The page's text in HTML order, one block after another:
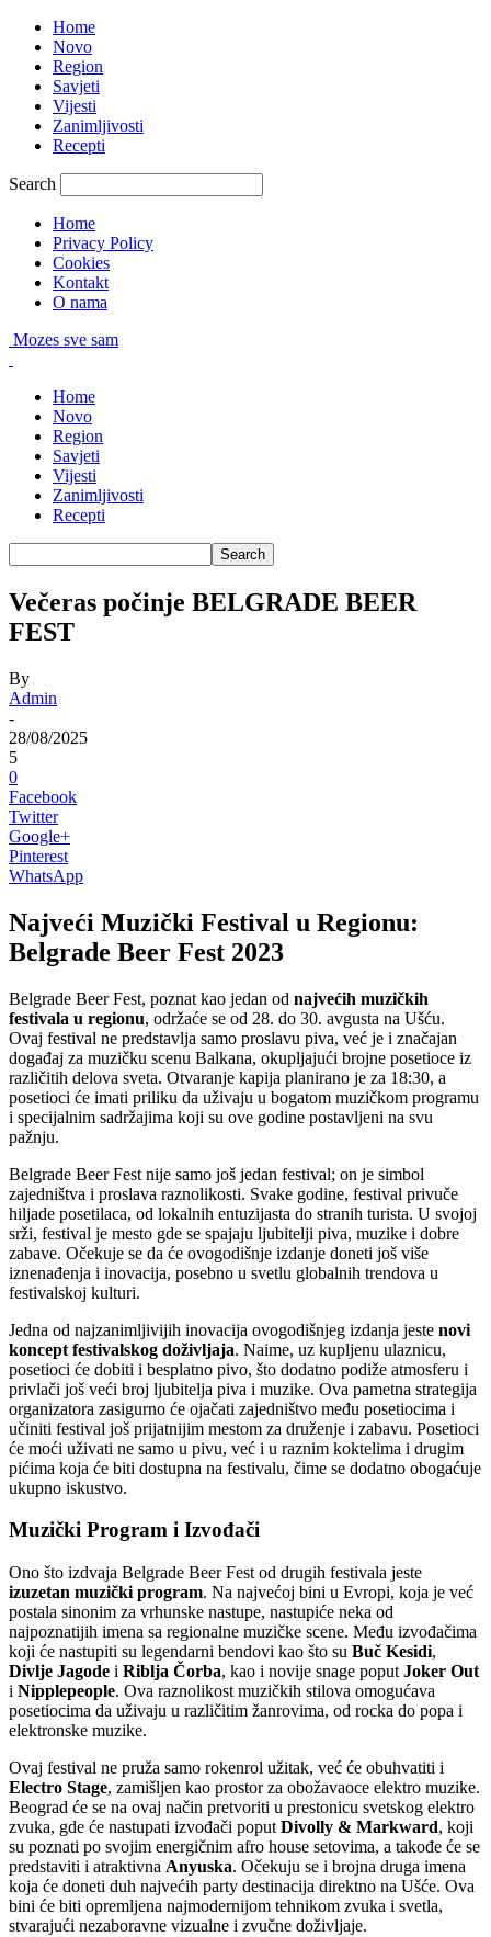
Home
Novo
Region
Savjeti
Vijesti
Zanimljivosti
Recepti
Search
Home
Privacy Policy
Cookies
Kontakt
O nama
Mozes sve sam
Home
Novo
Region
Savjeti
Vijesti
Zanimljivosti
Recepti
Večeras počinje BELGRADE BEER
FEST
By
Admin
-
28/08/2025
5
0
Facebook
Twitter
Google+
Pinterest
WhatsApp
Najveći Muzički Festival u Regionu:
Belgrade Beer Fest 2023
Belgrade Beer Fest, poznat kao jedan od najvećih muzičkih
festivala u regionu, održaće se od 28. do 30. avgusta na Ušću.
Ovaj festival ne predstavlja samo proslavu piva, već je i značajan
događaj za muzičku scenu Balkana, okupljajući brojne posetioce iz
različitih delova sveta. Otvaranje kapija planirano je za 18:30, a
posetioci će imati priliku da uživaju u bogatom muzičkom programu
i specijalnim sadržajima koji su ove godine postavljeni na svu
pažnju.
Belgrade Beer Fest nije samo još jedan festival; on je simbol
zajedništva i proslava raznolikosti. Svake godine, festival privuče
hiljade posetilaca, od lokalnih entuzijasta do stranih turista. U svojoj
srži, festival je mesto gde se spajaju ljubitelji piva, muzike i dobre
zabave. Očekuje se da će ovogodišnje izdanje doneti još više
iznenađenja i inovacija, posebno u svetlu globalnih trendova u
festivalskoj kulturi.
Jedna od najzanimljivijih inovacija ovogodišnjeg izdanja jeste novi
koncept festivalskog doživljaja. Naime, uz kupljenu ulaznicu,
posetioci će dobiti i besplatno pivo, što dodatno podiže atmosferu i
privlači još veći broj ljubitelja piva i muzike. Ova pametna strategija
organizatora zasigurno će ojačati zajedništvo među posetiocima i
učiniti festival još prijatnijim mestom za druženje i zabavu. Posetioci
će moći uživati ne samo u pivu, već i u raznim koktelima i drugim
pićima koja će biti dostupna na festivalu, čime se dodatno obogaćuje
ukupno iskustvo.
Muzički Program i Izvođači
Ono što izdvaja Belgrade Beer Fest od drugih festivala jeste
izuzetan muzički program. Na najvećoj bini u Evropi, koja je već
postala sinonim za vrhunske nastupe, nastupiće neka od
najpoznatijih imena sa regionalne muzičke scene. Među izvođačima
koji će nastupiti su legendarni bendovi kao što su Buč Kesidi,
Divlje Jagode i Riblja Čorba, kao i novije snage poput Joker Out
i Nipplepeople. Ova raznolikost muzičkih stilova omogućava
posetiocima da uživaju u različitim žanrovima, od rocka do popa i
elektronske muzike.
Ovaj festival ne pruža samo rokenrol užitak, već će obuhvatiti i
Electro Stage, zamišljen kao prostor za obožavaoce elektro muzike.
Beograd će se na ovaj način pretvoriti u prestonicu svetskog elektro
zvuka, gde će nastupati izvođači poput Divolly & Markward, koji
su poznati po svojim energičnim afro house setovima, a takođe će se
predstaviti i atraktivna Anyuska. Očekuju se i brojna druga imena
koja će doneti duh najvećih party destinacija direktno na Ušće. Ova
bini će biti opremljena najmodernijom tehnikom zvuka i svetla,
stvarajući nezaboravne vizualne i zvučne doživljaje.